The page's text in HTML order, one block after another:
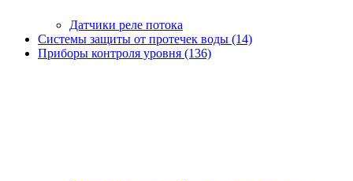
Датчики реле потока
Системы защиты от протечек воды (14)
Приборы контроля уровня (136)